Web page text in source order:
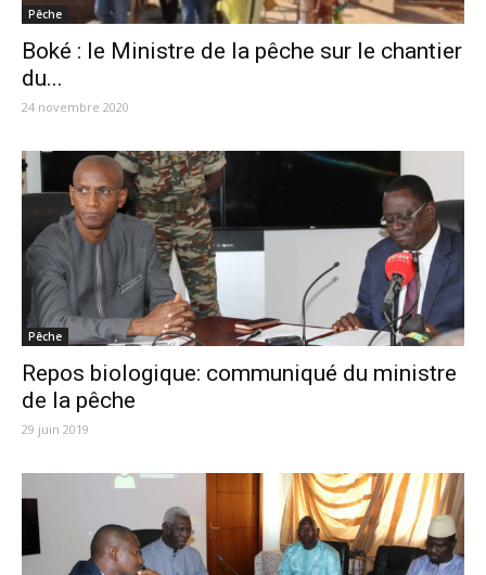
Pêche
Boké : le Ministre de la pêche sur le chantier
du...
24 novembre 2020
Pêche
Repos biologique: communiqué du ministre
de la pêche
29 juin 2019